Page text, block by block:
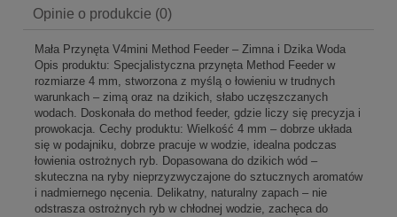
Opinie o produkcie (0)
Mała Przynęta V4mini Method Feeder – Zimna i Dzika Woda
Opis produktu: Specjalistyczna przynęta Method Feeder w
rozmiarze 4 mm, stworzona z myślą o łowieniu w trudnych
warunkach – zimą oraz na dzikich, słabo uczęszczanych
wodach. Doskonała do method feeder, gdzie liczy się precyzja i
prowokacja. Cechy produktu: Wielkość 4 mm – dobrze układa
się w podajniku, dobrze pracuje w wodzie, idealna podczas
łowienia ostrożnych ryb. Dopasowana do dzikich wód –
skuteczna na ryby nieprzyzwyczajone do sztucznych aromatów
i nadmiernego nęcenia. Delikatny, naturalny zapach – nie
odstrasza ostrożnych ryb w chłodnej wodzie, zachęca do